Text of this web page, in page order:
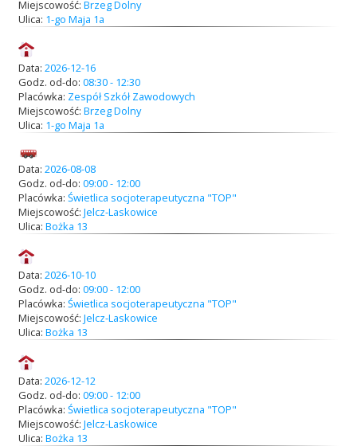
Szkolenia
Badania
Przetargi
Praca
Kontakt
BIP
RODO
Miejscowość: Brzeg Dolny
Ulica: 1-go Maja 1a
Data: 2026-12-16
Godz. od-do: 08:30 - 12:30
Placówka: Zespół Szkół Zawodowych
Miejscowość: Brzeg Dolny
Ulica: 1-go Maja 1a
Data: 2026-08-08
Godz. od-do: 09:00 - 12:00
Placówka: Świetlica socjoterapeutyczna "TOP"
Miejscowość: Jelcz-Laskowice
Ulica: Bożka 13
Data: 2026-10-10
Godz. od-do: 09:00 - 12:00
Placówka: Świetlica socjoterapeutyczna "TOP"
Miejscowość: Jelcz-Laskowice
Ulica: Bożka 13
Data: 2026-12-12
Godz. od-do: 09:00 - 12:00
Placówka: Świetlica socjoterapeutyczna "TOP"
Miejscowość: Jelcz-Laskowice
Ulica: Bożka 13